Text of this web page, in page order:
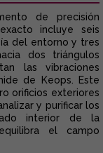
de precisión
incluye seis
del entorno y tres
dos triángulos
las vibraciones
de Keops. Este
orificios exteriores
y purificar los
interior de la
el campo